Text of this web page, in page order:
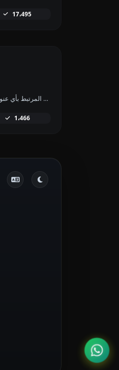
17،495
استخدم أداة البحث العكسي عن IP للعثور على النطاق أو المضيف المرتبط بأي عنوان IP بسرعة وسهولة.
1،466